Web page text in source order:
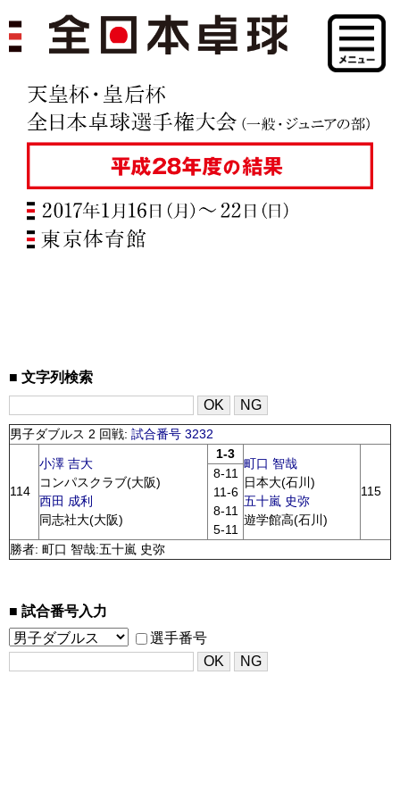
文字列検索
男子ダブルス 2 回戦: 試合番号 3232
114
小澤 吉大
コンパスクラブ(大阪)
西田 成利
同志社大(大阪)
1-3
町口 智哉
日本大(石川)
五十嵐 史弥
遊学館高(石川)
115
8-11
11-6
8-11
5-11
勝者: 町口 智哉:五十嵐 史弥
試合番号入力
選手番号